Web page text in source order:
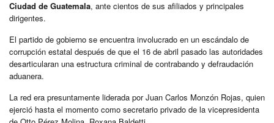
Ciudad de Guatemala, ante cientos de sus afiliados y principales
dirigentes.
El partido de gobierno se encuentra involucrado en un escándalo de
corrupción estatal después de que el 16 de abril pasado las autoridades
desarticularan una estructura criminal de contrabando y defraudación
aduanera.
La red era presuntamente liderada por Juan Carlos Monzón Rojas, quien
ejerció hasta el momento como secretario privado de la vicepresidenta